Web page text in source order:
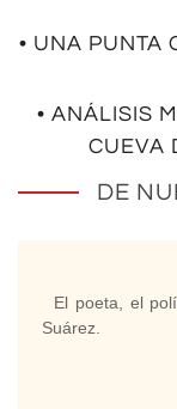
• UNA PUNTA
• ANÁLISIS
CUEVA
DE
El poeta, el
Suárez.